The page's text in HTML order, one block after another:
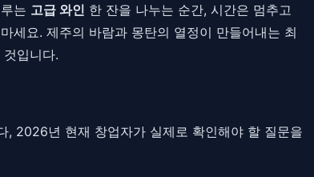
는 고급 와인 한 잔을 나누는 순간, 시간은 멈추고
세요. 제주의 바람과 몽탄의 열정이 만들어내는 최
입니다.
, 2026년 현재 창업자가 실제로 확인해야 할 질문을